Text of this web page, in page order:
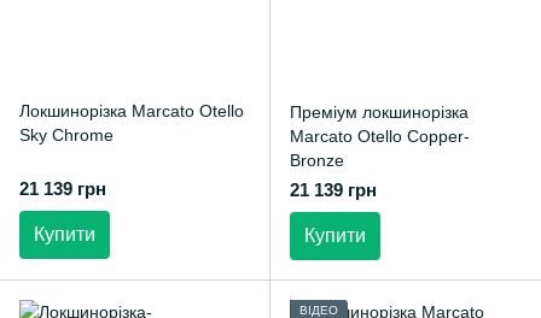
Локшинорізка Marcato Otello
Sky Chrome
21 139 грн
Купити
Преміум локшинорізка
Marcato Otello Copper-
Bronze
21 139 грн
Купити
ВІДЕО